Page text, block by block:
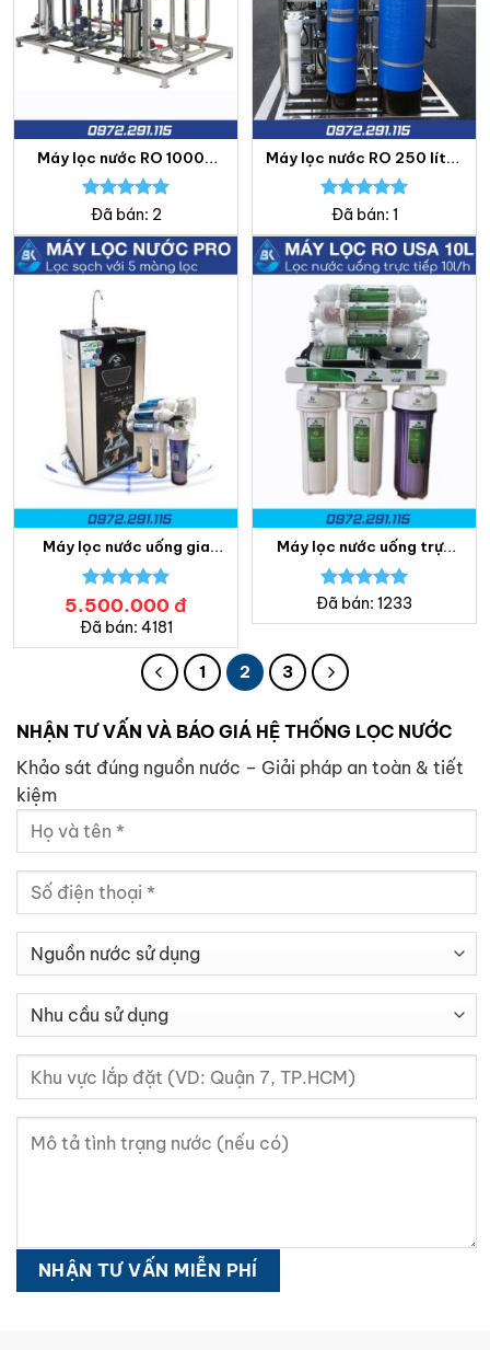
Máy lọc nước RO 10000
lít/h – Lọc nước Bách
Khoa
Được xếp
hạng5.00
5 sao
Đã bán: 2
Máy lọc nước RO 250 lít/h
– Lọc nước Bách Khoa
Được xếp
hạng5.00
5 sao
Đã bán: 1
Máy lọc nước uống gia
đình ProWatech – Bách
Khoa
Được xếp
hạng 5.00
5 sao
5.500.000 đ
Đã bán: 4181
Máy lọc nước uống trực
tiếp RO USA – Lọc nước
Bách Khoa
Được xếp
hạng5.00
Đã bán: 1233
1 2 3
NHẬN TƯ VẤN VÀ BÁO GIÁ HỆ THỐNG LỌC NƯỚC
Khảo sát đúng nguồn nước – Giải pháp an toàn & tiết
kiệm